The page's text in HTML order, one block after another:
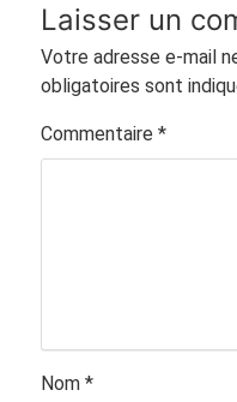
Laisser un
Votre adresse e-mail
obligatoires sont
Commentaire *
Nom *